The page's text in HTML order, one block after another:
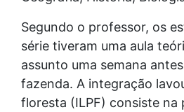
Segundo o professor, os
série tiveram uma aula
assunto uma semana
fazenda. A integração
floresta (ILPF) consiste na